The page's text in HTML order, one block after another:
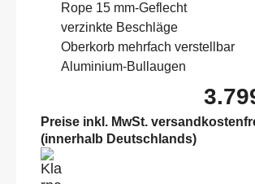
Rope 15 mm-Geflecht
verzinkte Beschläge
Oberkorb mehrfach verstellbar
Aluminium-Bullaugen
Preise inkl. MwSt.
(innerhalb Deutschlands)